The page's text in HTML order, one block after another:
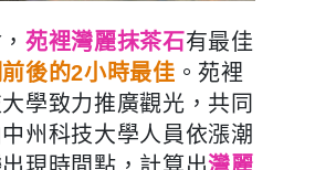
苑裡灣麗抹茶石有最佳
後的2小時最佳 。苑裡
學致力推廣觀光，共同
州科技大學人員依漲潮